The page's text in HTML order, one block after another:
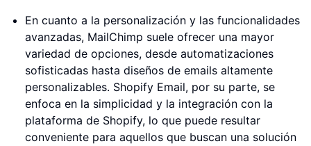
En cuanto a la personalización y las funcionalidades
avanzadas, MailChimp suele ofrecer una mayor
variedad de opciones, desde automatizaciones
sofisticadas hasta diseños de emails altamente
personalizables. Shopify Email, por su parte, se
enfoca en la simplicidad y la integración con la
plataforma de Shopify, lo que puede resultar
conveniente para aquellos que buscan una solución